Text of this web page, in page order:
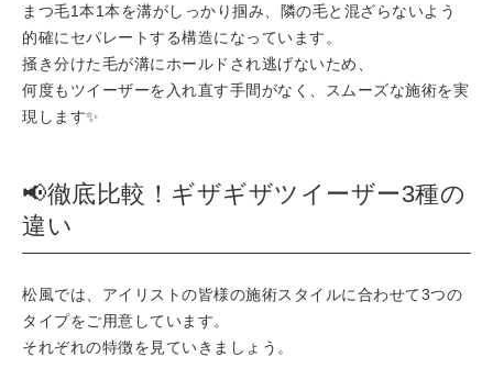
まつ毛1本1本を溝がしっかり掴み、隣の毛と混ざらないよう
的確にセパレートする構造になっています。
掻き分けた毛が溝にホールドされ逃げないため、
何度もツイーザーを入れ直す手間がなく、スムーズな施術を実
現します✨
📢徹底比較！ギザギザツイーザー3種の
違い
松風では、アイリストの皆様の施術スタイルに合わせて3つの
タイプをご用意しています。
それぞれの特徴を見ていきましょう。